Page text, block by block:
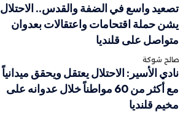
تصعيد واسع في الضفة والقدس.. الاحتلال
يشن حملة اقتحامات واعتقالات بعدوان
متواصل على قلنديا
صالح شوكة
نادي الأسير: الاحتلال يعتقل ويحقق ميدانياً
مع أكثر من 60 مواطناً خلال عدوانه على
مخيم قلنديا